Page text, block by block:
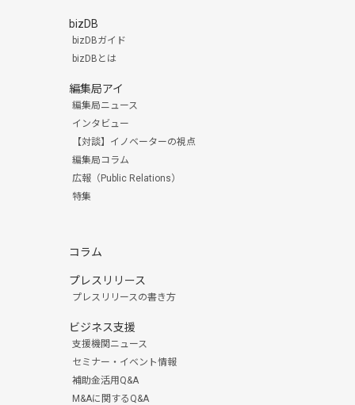
bizDB
bizDBガイド
bizDBとは
編集局アイ
編集局ニュース
インタビュー
【対談】イノベーターの視点
編集局コラム
広報（Public Relations）
特集
コラム
プレスリリース
プレスリリースの書き方
ビジネス支援
支援機関ニュース
セミナー・イベント情報
補助金活用Q&A
M&Aに関するQ&A